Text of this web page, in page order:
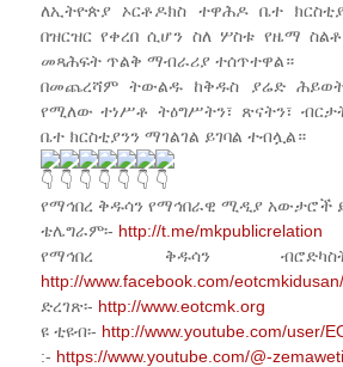
ለኢትዮጵያ ኦርቶዶክስ ተዋሕዶ ቤተ
በዝርዝር የቀረበ ሲሆን ስለ ሦስቱ የዜማ
መጻሕፍት ጥልቅ ማብራሪያ ተሰጥተዋል።
በመጨረሻም ትውልዱ ከቅዱስ ያሬድ
የሚለው ተነሥቶ ትዕግሥትን፣ ጽናትን፣
ቤተ ክርስቲያንን ማገልገል ይገባል ተብሏል።
የማኅበረ ቅዱሳን የማኅበራዊ ሚዲያ አውታሮች
ቴሌግራም፡- http://t.me/mkpublicrelation
የማኅበረ ቅዱሳን
http://www.facebook.com/eotcmkidusan/
ድረገጽ፡- http://www.eotcmk.org
ዩ ቲዩብ፡- http://www.youtube.com/user/
:- https://www.youtube.com/@-